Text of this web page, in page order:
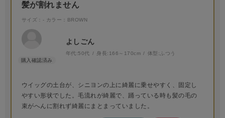
髪が割れません
サイズ：- カラー：BROWN
よしごん
年代:50代 身長: 166～170cm 体型: ふつう
ウイッグの土台が、シニヨンの上に綺麗に乗せやすく、固定し
やすい形状でした。毛流れが綺麗で、踊っている時も髪の毛の
束がへんに割れず綺麗にまとまっていました。